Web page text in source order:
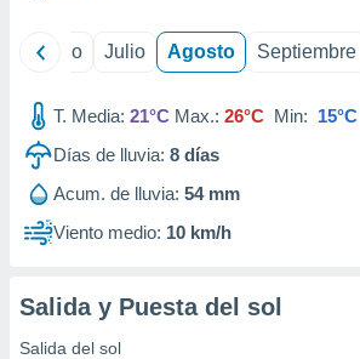
Junio Julio Agosto Septiembre
T. Media: 21°C Max.: 26°C Min: 15°C
Días de lluvia: 8 días
Acum. de lluvia: 54 mm
Viento medio: 10 km/h
Salida y Puesta del sol
Salida del sol